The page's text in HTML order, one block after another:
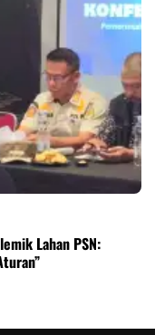
Lahan PSN: